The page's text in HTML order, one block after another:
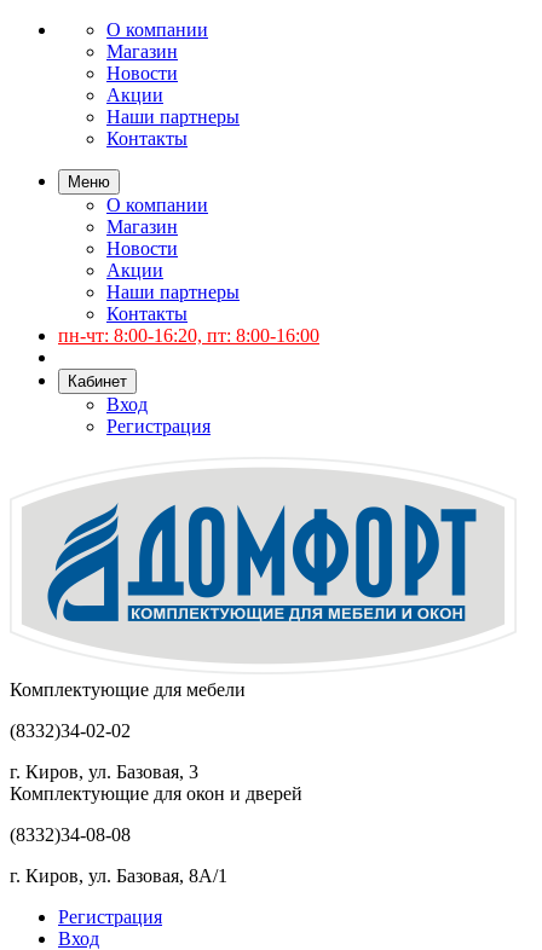
О компании
Магазин
Новости
Акции
Наши партнеры
Контакты
Меню
О компании
Магазин
Новости
Акции
Наши партнеры
Контакты
пн-чт: 8:00-16:20, пт: 8:00-16:00
Кабинет
Вход
Регистрация
Комплектующие для мебели
(8332)34-02-02
г. Киров, ул. Базовая, 3
Комплектующие для окон и дверей
(8332)34-08-08
г. Киров, ул. Базовая, 8А/1
Регистрация
Вход